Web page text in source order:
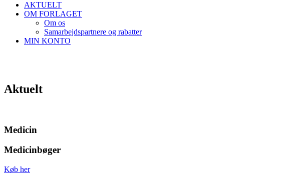
AKTUELT
OM FORLAGET
Om os
Samarbejdspartnere og rabatter
MIN KONTO
Aktuelt
Medicin
Medicinbøger
Køb her